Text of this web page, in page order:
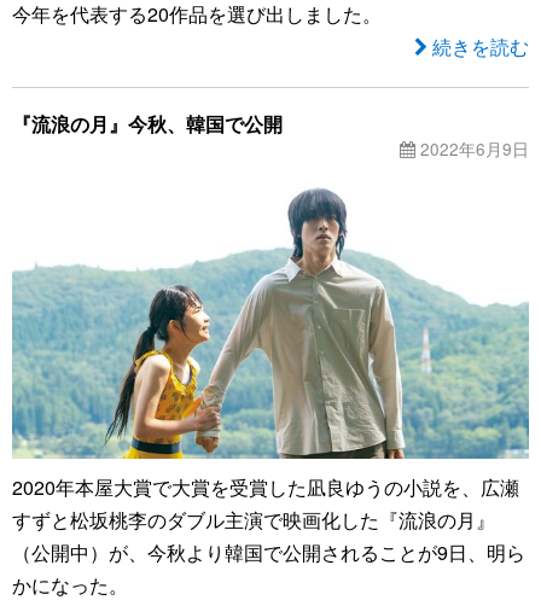
今年を代表する20作品を選び出しました。
続きを読む
『流浪の月』今秋、韓国で公開
2022年6月9日
2020年本屋大賞で大賞を受賞した凪良ゆうの小説を、広瀬
すずと松坂桃李のダブル主演で映画化した『流浪の月』
（公開中）が、今秋より韓国で公開されることが9日、明ら
かになった。